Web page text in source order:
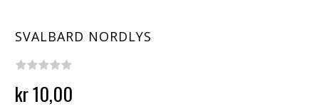
SVALBARD NORDLYS
kr 10,00